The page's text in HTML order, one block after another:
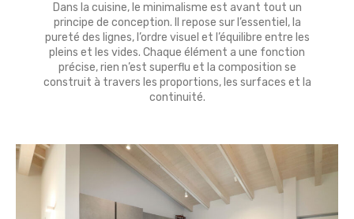
Dans la cuisine, le minimalisme est avant tout un
principe de conception. Il repose sur l’essentiel, la
pureté des lignes, l’ordre visuel et l’équilibre entre les
pleins et les vides. Chaque élément a une fonction
précise, rien n’est superflu et la composition se
construit à travers les proportions, les surfaces et la
continuité.